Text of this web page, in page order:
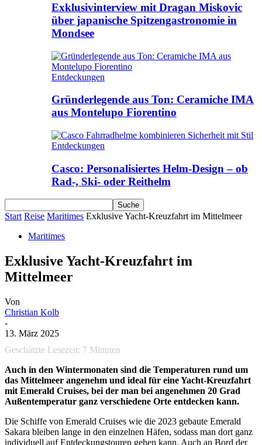
Exklusivinterview mit Dragan Miskovic
über japanische Spitzengastronomie in
Mondsee
Entdeckungen
Gründerlegende aus Ton: Ceramiche IMA
aus Montelupo Fiorentino
Entdeckungen
Casco: Personalisiertes Helm-Design – ob
Rad-, Ski- oder Reithelm
Start Reise Maritimes Exklusive Yacht-Kreuzfahrt im Mittelmeer
Maritimes
Exklusive Yacht-Kreuzfahrt im
Mittelmeer
Von
Christian Kolb
-
13. März 2025
Geschätzte Lesezeit: 7 Minuten
Auch in den Wintermonaten sind die Temperaturen rund um
das Mittelmeer angenehm und ideal für eine Yacht-Kreuzfahrt
mit Emerald Cruises, bei der man bei angenehmen 20 Grad
Außentemperatur ganz verschiedene Orte entdecken kann.
Die Schiffe von Emerald Cruises wie die 2023 gebaute Emerald
Sakara bleiben lange in den einzelnen Häfen, sodass man dort ganz
individuell auf Entdeckungstouren gehen kann. Auch an Bord der